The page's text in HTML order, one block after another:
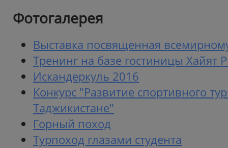
Фотогалерея
Выставка посвященная
Тренинг на базе гостиницы Хайят
Искандеркуль 2016
Конкурс "Развитие спортивного
Таджикистане"
Горный поход
Турпоход глазами студента